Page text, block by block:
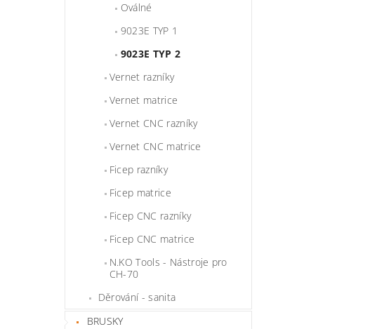
Oválné
9023E TYP 1
9023E TYP 2
Vernet razníky
Vernet matrice
Vernet CNC razníky
Vernet CNC matrice
Ficep razníky
Ficep matrice
Ficep CNC razníky
Ficep CNC matrice
N.KO Tools - Nástroje pro
CH-70
Děrování - sanita
BRUSKY